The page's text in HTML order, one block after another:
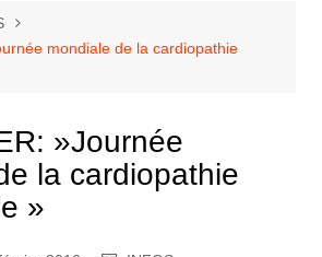
mondiale de la cardiopathie
»Journée
la cardiopathie
»